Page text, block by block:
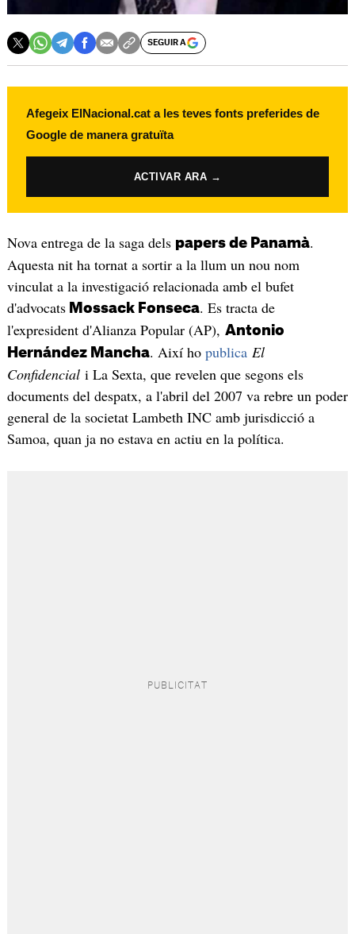
SEGUIR A
Afegeix ElNacional.cat a les teves fonts preferides de
Google de manera gratuïta
ACTIVAR ARA →
Nova entrega de la saga dels papers de Panamà.
Aquesta nit ha tornat a sortir a la llum un nou nom
vinculat a la investigació relacionada amb el bufet
d'advocatsMossack Fonseca. Es tracta de
l'expresident d'Alianza Popular (AP), Antonio
Hernández Mancha. Així ho publica El
Confidencial i La Sexta, que revelen que segons els
documents del despatx, a l'abril del 2007 va rebre un poder
general de la societat Lambeth INC amb jurisdicció a
Samoa, quan ja no estava en actiu en la política.